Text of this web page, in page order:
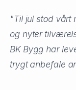
"Til jul stod vårt
og nyter
BK Bygg har
trygt anbefale